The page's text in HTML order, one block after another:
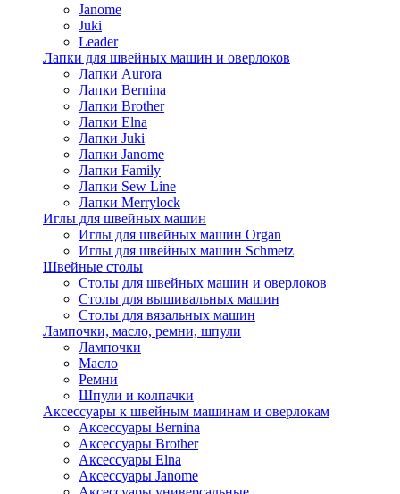
Janome
Juki
Leader
Лапки для швейных машин и оверлоков
Лапки Aurora
Лапки Bernina
Лапки Brother
Лапки Elna
Лапки Juki
Лапки Janome
Лапки Family
Лапки Sew Line
Лапки Merrylock
Иглы для швейных машин
Иглы для швейных машин Organ
Иглы для швейных машин Schmetz
Швейные столы
Столы для швейных машин и оверлоков
Столы для вышивальных машин
Столы для вязальных машин
Лампочки, масло, ремни, шпули
Лампочки
Масло
Ремни
Шпули и колпачки
Аксессуары к швейным машинам и оверлокам
Аксессуары Bernina
Аксессуары Brother
Аксессуары Elna
Аксессуары Janome